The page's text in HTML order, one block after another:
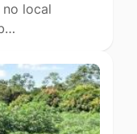
no local